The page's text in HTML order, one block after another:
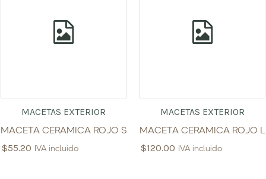
MACETAS EXTERIOR
MACETA CERAMICA ROJO S
$55.20 IVA incluido
MACETAS EXTERIOR
MACETA CERAMICA ROJO L
$120.00 IVA incluido